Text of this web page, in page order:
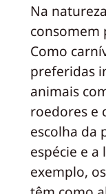
Na
consomem
Como
preferidas
animais
roedores e
escolha da
espécie e
exemplo,